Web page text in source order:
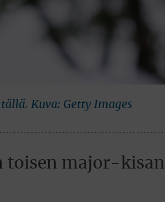
Kuva: Getty Images
toisen major-kisan